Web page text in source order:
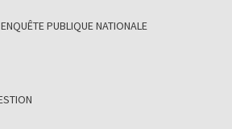
PUBLIQUE NATIONALE